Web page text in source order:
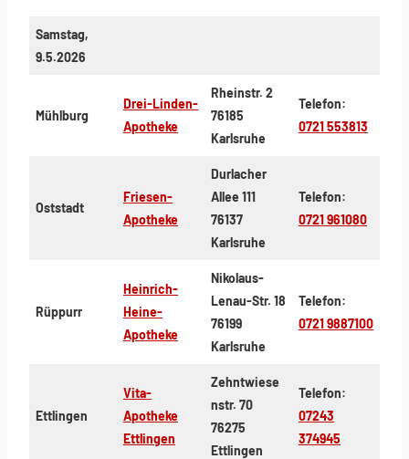
Samstag,
9.5.2026
Mühlburg
Drei-Linden-
Apotheke
Rheinstr. 2
76185
Karlsruhe
Telefon:
0721 553813
Oststadt
Friesen-
Apotheke
Durlacher
Allee 111
76137
Karlsruhe
Telefon:
0721 961080
Rüppurr
Heinrich-
Heine-
Apotheke
Nikolaus-
Lenau-Str. 18
76199
Karlsruhe
Telefon:
0721 9887100
Ettlingen
Vita-
Apotheke
Ettlingen
Zehntwiese
nstr. 70
76275
Ettlingen
Telefon:
07243
374945